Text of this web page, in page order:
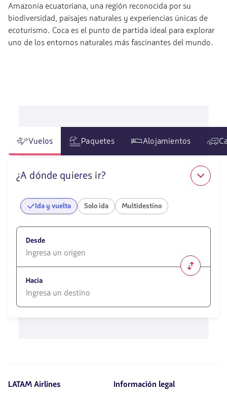
Amazonía ecuatoriana, una región reconocida por su
biodiversidad, paisajes naturales y experiencias únicas de
ecoturismo. Coca es el punto de partida ideal para explorar
uno de los entornos naturales más fascinantes del mundo.
Vuelos Paquetes Alojamientos
¿A dónde quieres ir?
Ida y vuelta Solo ida Multidestino
Desde
opciones
disponibles.
Usa
las
Hacia
para
LATAM Airlines Información legal